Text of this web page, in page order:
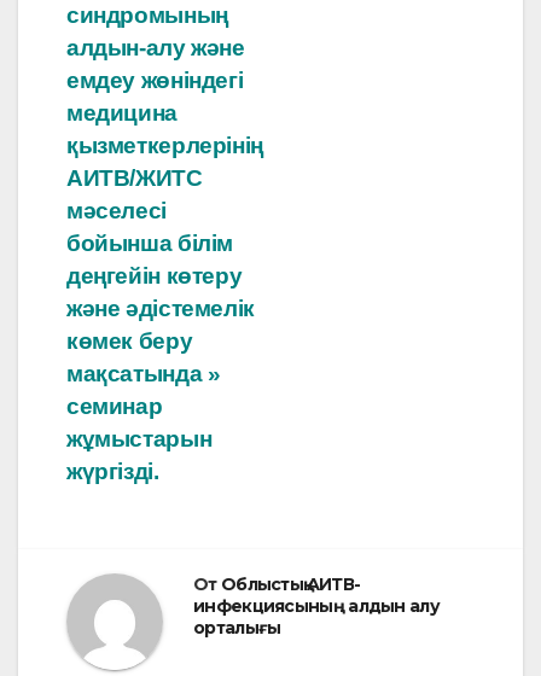
синдромының
алдын-алу және
емдеу жөніндегі
медицина
қызметкерлерінің
АИТВ/ЖИТС
мәселесі
бойынша білім
деңгейін көтеру
және әдістемелік
көмек беру
мақсатында »
семинар
жұмыстарын
жүргізді.
От Облыстық АИТВ-
инфекциясының алдын алу
орталығы